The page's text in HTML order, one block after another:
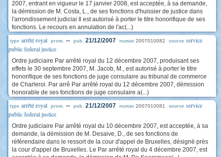
2007, entrant en vigueur le 17 janvier 2008, est acceptée, à sa demande,
la démission de M. Costa, L., de ses fonctions d'huissier de justice dans
l'arrondissement judiciai Il est autorisé à porter le titre honorifique de ses
fonctions. Le recours en annulation de l'ac(...)
type arrêté royal prom. -- pub. 21/12/2007 numac 2007010082 source service
public federal justice
Ordre judiciaire Par arrêté royal du 12 décembre 2007, produisant ses
effets le 30 septembre 2007, M. Jacob, M., est autorisé à porter le titre
honorifique de ses fonctions de juge consulaire au tribunal de commerce
de Charleroi. Par arrê Par arrêté royal du 12 décembre 2007, démission
honorable de ses fonctions de juge consulaire a(...)
type arrêté royal prom. -- pub. 21/12/2007 numac 2007010081 source service
public federal justice
Ordre judiciaire Par arrêté royal du 10 décembre 2007, est acceptée, à sa
demande, la démission de M. Desaive, D., de ses fonctions de
référendaire dans le ressort de la cour d'appel de Bruxelles, désigné près
la cour d'appel de Bruxelles. Le Par arrêté royal du 4 décembre 2007, est